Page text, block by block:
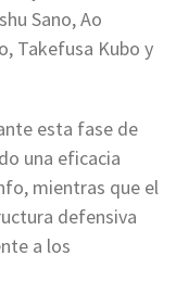
Sano, Ao
Takefusa Kubo y
esta fase de
una eficacia
mientras que el
defensiva
a los